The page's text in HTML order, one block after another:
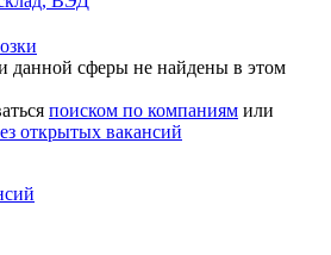
данной сферы не найдены в этом
поиском по компаниям или
открытых вакансий